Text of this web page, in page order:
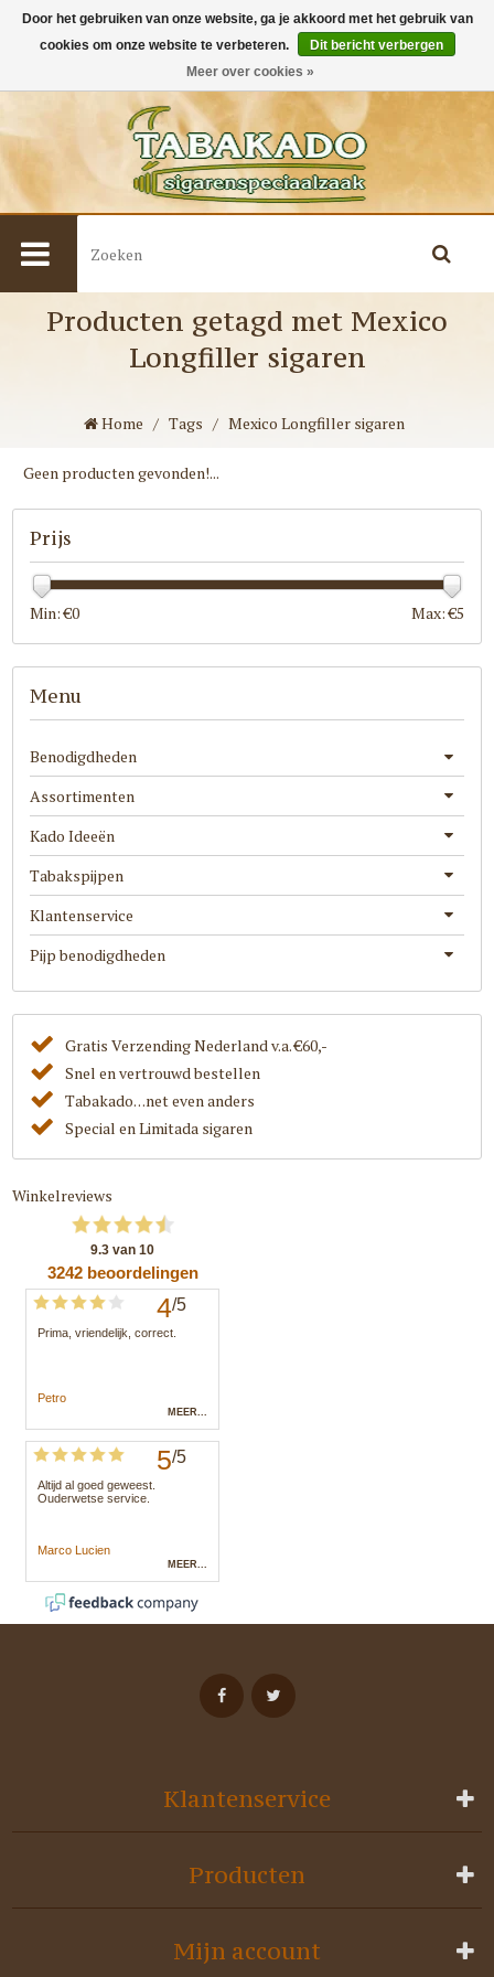
Producten getagd met Mexico
Longfiller sigaren
Home / Tags / Mexico Longfiller sigaren
Geen producten gevonden!...
Prijs
Min: €0 Max: €5
Menu
Benodigdheden
Assortimenten
Kado Ideeën
Tabakspijpen
Klantenservice
Pijp benodigdheden
Gratis Verzending Nederland v.a. €60,-
Snel en vertrouwd bestellen
Tabakado. . .net even anders
Special en Limitada sigaren
Winkelreviews
Klantenservice
Producten
Mijn account
Door het gebruiken van onze website, ga je akkoord met het gebruik van
cookies om onze website te verbeteren.
Dit bericht verbergen
Meer over cookies »